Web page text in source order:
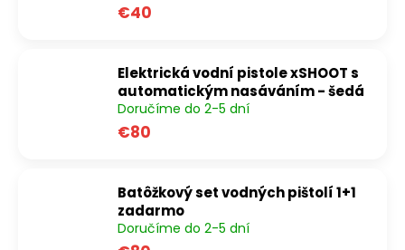
€40
Elektrická vodní pistole xSHOOT s
automatickým nasáváním - šedá
Doručíme do 2-5 dní
€80
Batôžkový set vodných pištolí 1+1
zadarmo
Doručíme do 2-5 dní